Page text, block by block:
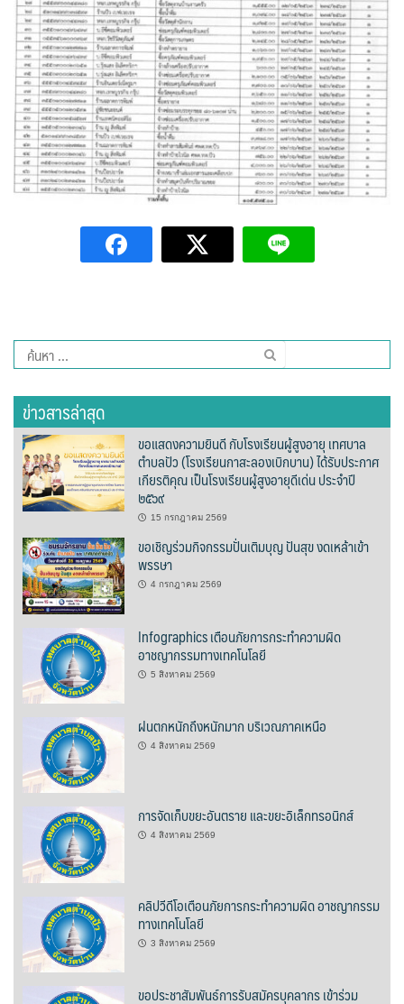
Montha Residence
Shanti – Retreat
กรีนฮิลล์รีสอร์ท
ก๋างโต้งคอฟฟี่รีสอร์ท
ชมพูภูคารีสอร์ท
ตูบฮิมโต้งโฮมสเตย์
นะลาวิวรีสอร์ท
น่านปัว รีสอร์ท
นาเหล่า เก๊าสลี โฮมสเตย์
นาไผ่ปัววิว
บวกบัววิวรีสอร์ท
บ้านกังหัน @ ปัวคอทเทจ
บ้านต้นคูณ
บ้านนาโฮมสเตย์
บ้านปัว ปลายนา
บ้านพักชมดอย
บ้านยลญภา
บ้านริมทุ่งรีสอร์ท
บ้านสวนศรีสุขโฮมสเตย์
บ้านฮิมนาปัว
บ้านไม้ปลายนา
ค้นหา
สำหรับ:
ข่าวสารล่าสุด
ขอแสดงความยินดี กับโรงเรียนผู้สูงอายุ เทศบาล
ตำบลปัว (โรงเรียนกาสะลองเบิกบาน) ได้รับประกาศ
เกียรติคุณ เป็นโรงเรียนผู้สูงอายุดีเด่น ประจำปี
๒๕๖๙
15 กรกฎาคม 2569
ขอเชิญร่วมกิจกรรมปั่นเติมบุญ ปันสุข งดเหล้าเข้า
พรรษา
4 กรกฎาคม 2569
Infographics เตือนภัยการกระทำความผิด
อาชญากรรมทางเทคโนโลยี
5 สิงหาคม 2569
ฝนตกหนักถึงหนักมาก บริเวณภาคเหนือ
4 สิงหาคม 2569
การจัดเก็บขยะอันตราย และขยะอิเล็กทรอนิกส์
4 สิงหาคม 2569
คลิปวีดีโอเตือนภัยการกระทำความผิด อาชญากรรม
ทางเทคโนโลยี
3 สิงหาคม 2569
ขอประชาสัมพันธ์การรับสมัครบุคลากร เข้าร่วม